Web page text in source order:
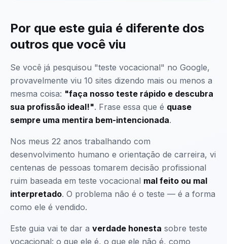
Por que este guia é diferente dos
outros que você viu
Se você já pesquisou "teste vocacional" no Google,
provavelmente viu 10 sites dizendo mais ou menos a
mesma coisa: "faça nosso teste rápido e descubra
sua profissão ideal!". Frase essa que é quase
sempre uma mentira bem-intencionada.
Nos meus 22 anos trabalhando com
desenvolvimento humano e orientação de carreira, vi
centenas de pessoas tomarem decisão profissional
ruim baseada em teste vocacional mal feito ou mal
interpretado. O problema não é o teste — é a forma
como ele é vendido.
Este guia vai te dar a verdade honesta sobre teste
vocacional: o que ele é, o que ele não é, como